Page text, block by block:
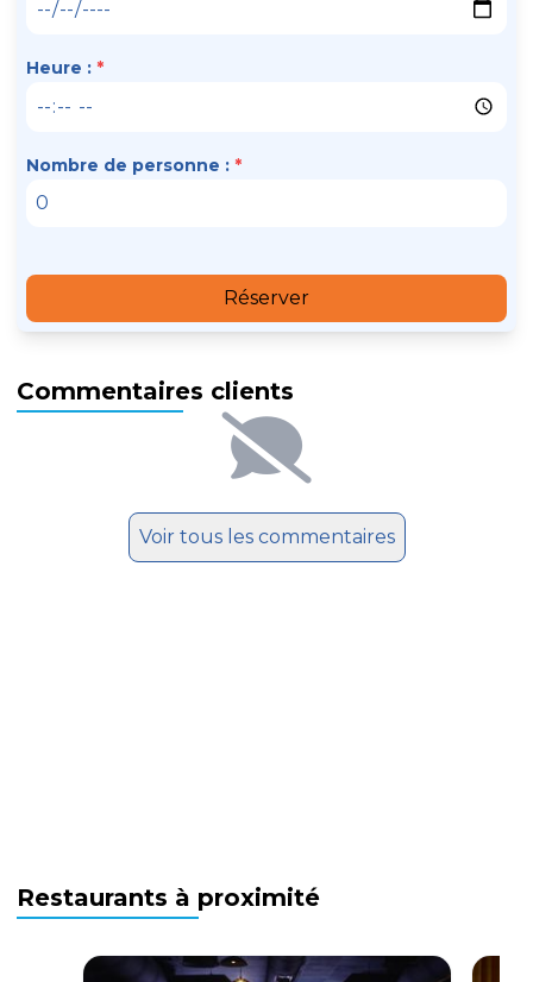
Heure : *
Nombre de personne : *
Réserver
Commentaires clients
Voir tous les commentaires
Restaurants à proximité